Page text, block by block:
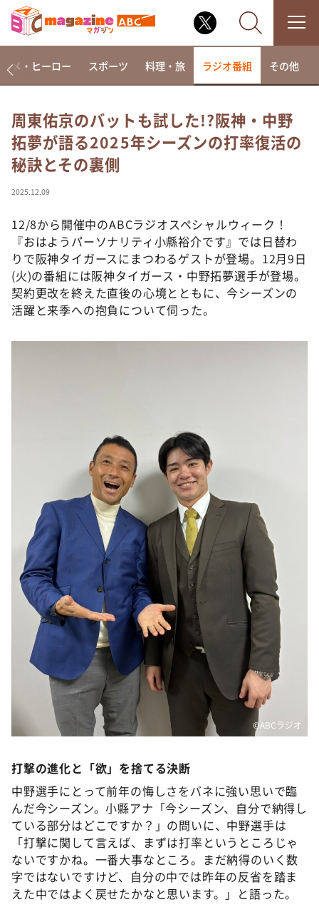
なるみ・岡村の過ぎるTV
相席食堂
これ余談なんですけど・・・
て真剣です
探偵！ナイトスクープ
news おかえり
河合＆A.B.C-Z塚田×福井アナ「なんでやねん！？」
（news おかえり）
新婚さんいらっしゃい！
ポツンと一軒家
ザキ山小屋本館
ぺこぱのまるスポ
アナ回覧板
メ・ヒーロー スポーツ 料理・旅 ラジオ番組 その他
周東佑京のバットも試した!?阪神・中野
拓夢が語る2025年シーズンの打率復活の
秘訣とその裏側
2025.12.09
12/8から開催中のABCラジオスペシャルウィーク！
『おはようパーソナリティ小縣裕介です』では日替わ
りで阪神タイガースにまつわるゲストが登場。12月9日
(火)の番組には阪神タイガース・中野拓夢選手が登場。
契約更改を終えた直後の心境とともに、今シーズンの
活躍と来季への抱負について伺った。
©️ABCラジオ
打撃の進化と「欲」を捨てる決断
中野選手にとって前年の悔しさをバネに強い思いで臨
んだ今シーズン。小縣アナ「今シーズン、自分で納得し
ている部分はどこですか？」の問いに、中野選手は
「打撃に関して言えば、まずは打率というところじゃ
ないですかね。一番大事なところ。まだ納得のいく数
字ではないですけど、自分の中では昨年の反省を踏ま
えた中ではよく戻せたかなと思います。」と語った。